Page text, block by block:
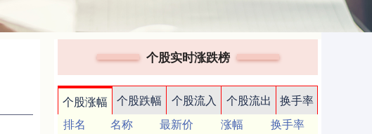
个股实时涨跌榜
个股涨幅 个股跌幅 个股流入 个股流出
换手率
排名
名称 最新价 涨幅
换手率